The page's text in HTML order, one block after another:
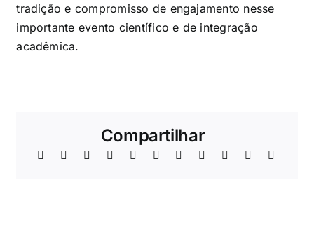
tradição e compromisso de engajamento nesse
importante evento científico e de integração
acadêmica.
Compartilhar